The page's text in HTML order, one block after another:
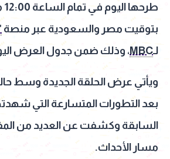
بتوقيت مصر والسعودية عبر منصة
لـMBC، وذلك ضمن جدول العرض
ويأتي عرض الحلقة الجديدة وسط
بعد التطورات المتسارعة التي
السابقة وكشفت عن العديد من
مسار الأحداث.